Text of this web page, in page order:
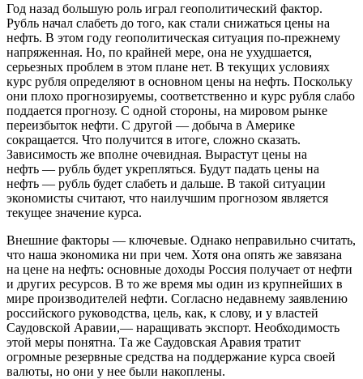
Год назад большую роль играл геополитический фактор.
Рубль начал слабеть до того, как стали снижаться цены на
нефть. В этом году геополитическая ситуация по-прежнему
напряженная. Но, по крайней мере, она не ухудшается,
серьезных проблем в этом плане нет. В текущих условиях
курс рубля определяют в основном цены на нефть. Поскольку
они плохо прогнозируемы, соответственно и курс рубля слабо
поддается прогнозу. С одной стороны, на мировом рынке
переизбыток нефти. С другой — добыча в Америке
сокращается. Что получится в итоге, сложно сказать.
Зависимость же вполне очевидная. Вырастут цены на
нефть — рубль будет укрепляться. Будут падать цены на
нефть — рубль будет слабеть и дальше. В такой ситуации
экономисты считают, что наилучшим прогнозом является
текущее значение курса.
Внешние факторы — ключевые. Однако неправильно считать,
что наша экономика ни при чем. Хотя она опять же завязана
на цене на нефть: основные доходы Россия получает от нефти
и других ресурсов. В то же время мы один из крупнейших в
мире производителей нефти. Согласно недавнему заявлению
российского руководства, цель, как, к слову, и у властей
Саудовской Аравии,— наращивать экспорт. Необходимость
этой меры понятна. Та же Саудовская Аравия тратит
огромные резервные средства на поддержание курса своей
валюты, но они у нее были накоплены.